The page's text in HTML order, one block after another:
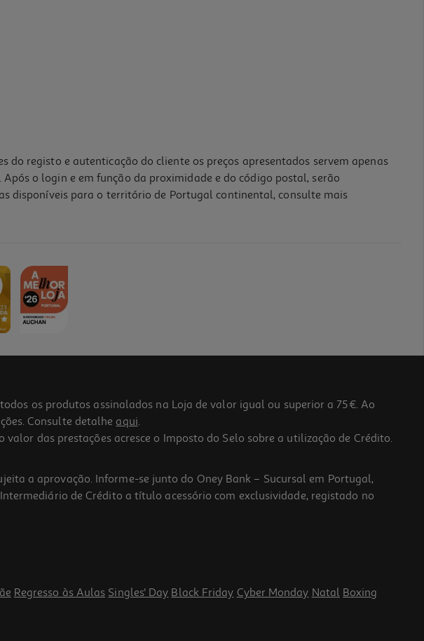
registo e autenticação do cliente os preços apresentados servem apenas
o login e em função da proximidade e do código postal, serão
disponíveis para o território de Portugal continental, consulte mais
os produtos assinalados na Loja de valor igual ou superior a 75€. Ao
Consulte detalhe aqui.
das prestações acresce o Imposto do Selo sobre a utilização de Crédito.
a aprovação. Informe-se junto do Oney Bank – Sucursal em Portugal,
de Crédito a título acessório com exclusividade, registado no
Regresso às Aulas Singles' Day Black Friday Cyber Monday Natal Boxing